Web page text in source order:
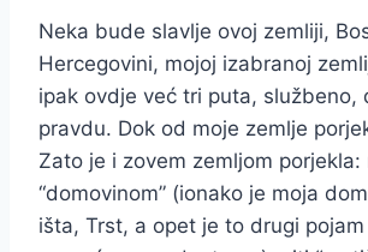
Neka bude slavlje ovoj zemliji,
Hercegovini, mojoj izabranoj
ipak ovdje već tri puta, službeno,
pravdu. Dok od moje zemlje
Zato je i zovem zemljom porjekla:
“domovinom” (ionako je moja
išta, Trst, a opet je to drugi